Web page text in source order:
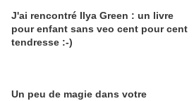
J'ai rencontré Ilya Green : un livre
pour enfant sans veo cent pour cent
tendresse :-)
Un peu de magie dans votre